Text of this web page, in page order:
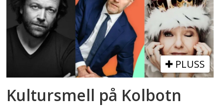
PLUSS
Kultursmell på Kolbotn